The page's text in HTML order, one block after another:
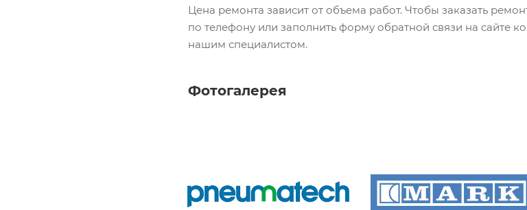
Цена ремонта зависит от объема работ. Чтобы заказать
по телефону или заполнить форму обратной связи на сайте
нашим специалистом.
Фотогалерея